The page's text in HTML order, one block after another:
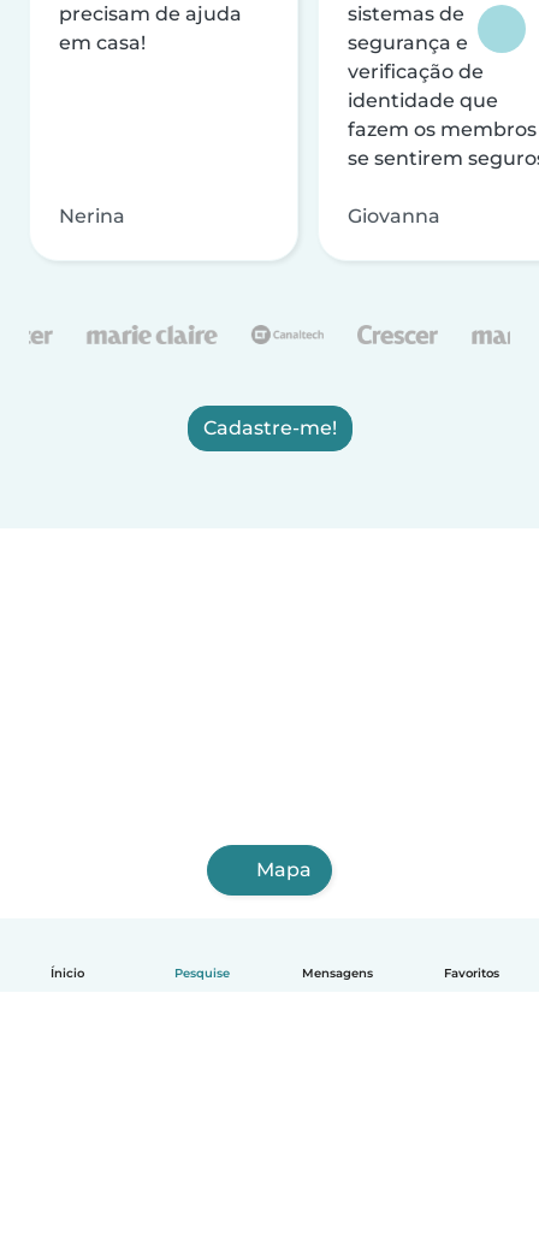
Ínicio Pesquise Mensagens Favoritos
precisam de ajuda
em casa!
Nerina
sistemas de
segurança e
verificação de
identidade que
fazem os membros
se sentirem
Giovanna
Cadastre-me!
Mapa